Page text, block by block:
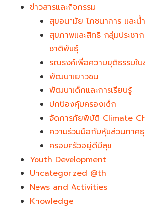
ข่าวสารและกิจกรรม
สุขอนามัย โภชนาการ และน้
สุขภาพและสิทธิ กลุ่มประชา
ชาติพันธุ์
รณรงค์เพื่อความยุติธรรมใ
พัฒนาเยาวชน
พัฒนาเด็กและการเรียนรู้
ปกป้องคุ้มครองเด็ก
จัดการภัยพิบัติ Climate
ความร่วมมือกับหุ้นส่วนภาค
ครอบครัวอยู่ดีมีสุข
Youth Development​
Uncategorized @th
News and Activities
Knowledge